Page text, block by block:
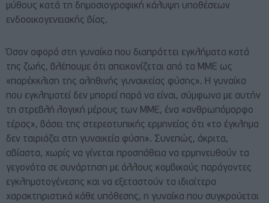
μύθους κατά τη δημοσιογραφική κάλυψη υποθέσεων
ενδοοικογενειακής βίας.
Όσον αφορά στη γυναίκα που διαπράττει εγκλήματα κατά
της ζωής, βλέπουμε ότι απεικονίζεται από τα ΜΜΕ ως
«παρέκκλιση της αληθινής γυναικείας φύσης». Η γυναίκα
που εγκληματεί δεν μπορεί παρά να είναι, σύμφωνα με αυτήν
τη στρεβλή λογική μέρους των ΜΜΕ, ένα «ανθρωπόμορφο
τέρας», βάσει της στερεοτυπικής ερμηνείας ότι «το έγκλημα
δεν ταιριάζει στη γυναικεία φύση». Συνεπώς, άκριτα,
αβίαστα, χωρίς να γίνεται προσπάθεια να ερμηνευθούν τα
γεγονότα σε συνάρτηση με άλλους κομβικούς παράγοντες
εγκληματογένεσης και να εξεταστούν τα ιδιαίτερα
χαρακτηριστικά κάθε υπόθεσης, η γυναίκα που συγκρούεται